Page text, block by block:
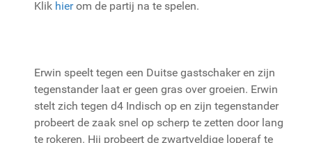
Klik hierom de partij na te spelen.
Erwin speelt tegen een Duitse gastschaker en zijn
tegenstander laat er geen gras over groeien. Erwin
stelt zich tegen d4 Indisch op en zijn tegenstander
probeert de zaak snel op scherp te zetten door lang
te rokeren. Hij probeert de zwartveldige loperaf te